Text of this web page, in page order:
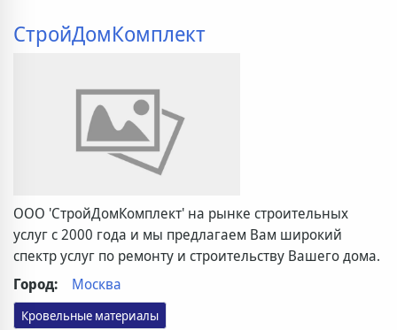
СтройДомКомплект
ООО 'СтройДомКомплект' на рынке строительных
услуг с 2000 года и мы предлагаем Вам широкий
спектр услуг по ремонту и строительству Вашего дома.
Город:
Москва
Кровельные материалы